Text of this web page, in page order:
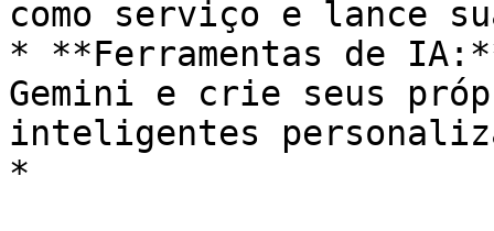
como serviço e lance
* **Ferramentas de
Gemini e crie seus
inteligentes
*